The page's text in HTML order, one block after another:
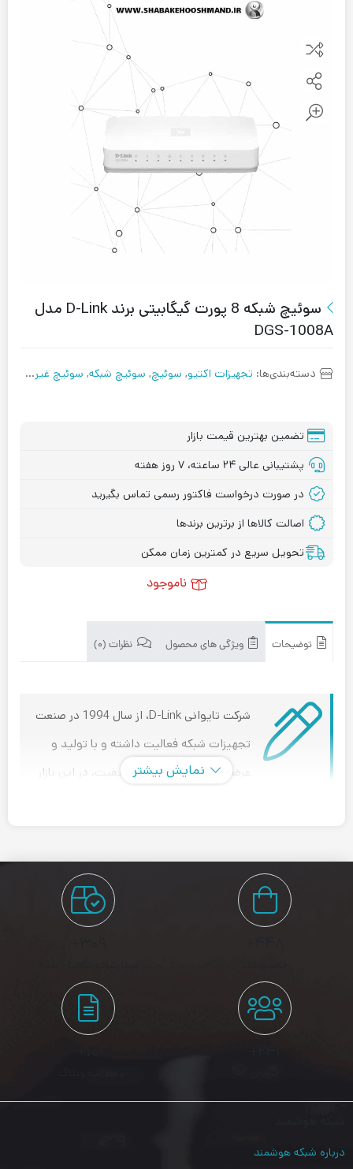
سوئیچ شبکه 8 پورت گیگابیتی برند D-Link مدل
DGS-1008A
دسته‌بندی‌ها: تجهیزات اکتیو, سوئیچ, سوئیچ شبکه, سوئیچ غیر مدیریتی
تضمین بهترین قیمت بازار
پشتیبانی عالی ۲۴ ساعته، ۷ روز هفته
در صورت درخواست فاکتور رسمی تماس بگیرید
اصالت کالاها از برترین برندها
تحویل سریع در کمترین زمان ممکن
ناموجود
توضیحات ویژگی های محصول نظرات (۰)
شرکت تایوانی D-Link، از سال 1994 در صنعت
تجهیزات شبکه فعالیت داشته و با تولید و
عرضه ی تجهیزات شبکه با کیفیت، در این بازار
سوئیچ شبکه چیست؟
سوئیچ ها سخت افزار هایی کوچک هستند که تجهیزات شبکه و
در ادامه به بررسی ویژگی های این محصول خواهیم پرداخت:
سرعت بالا:
صورت سرعت دریافت و انتقال دیتا در شبکه شما به مراتب بالاتر می
نمایش بیشتر
درباره شبکه هوشمند